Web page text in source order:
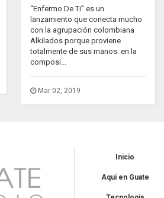
“Enfermo De Ti” es un
lanzamiento que conecta mucho
con la agrupación colombiana
Alkilados porque proviene
totalmente de sus manos: en la
composi...
Mar 02, 2019
Inicio
Aquí en Guate